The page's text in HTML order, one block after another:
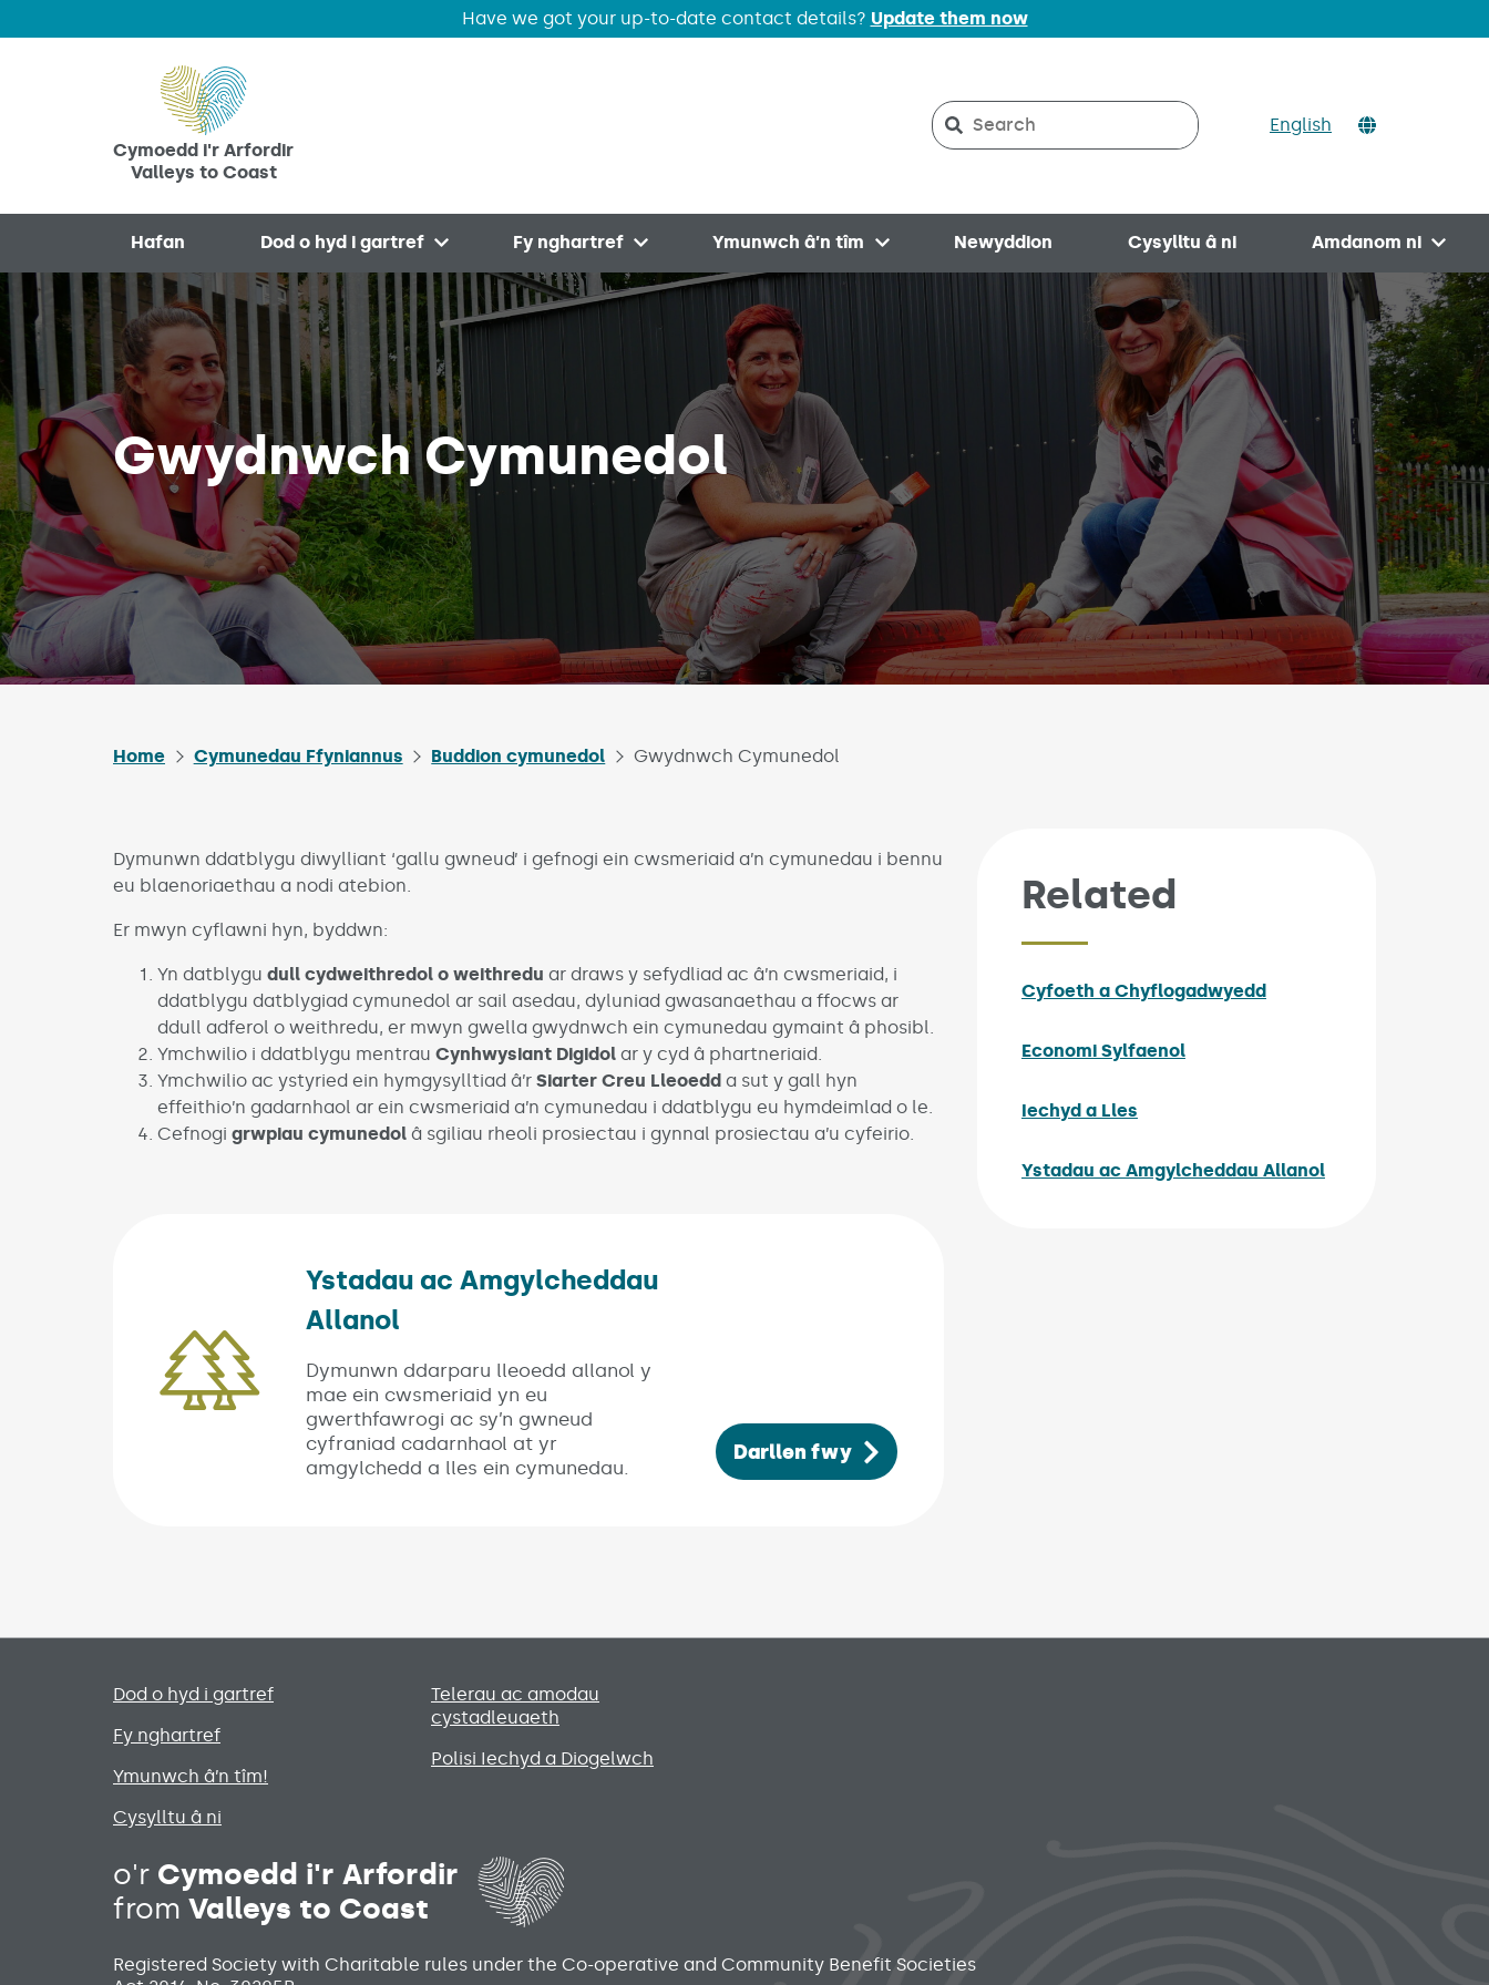
Have we got your up-to-date contact details? Update them now
Cymoedd i'r Arfordir
Valleys to Coast
Search on Valleys to Coast
Search English
Hafan
Dod o hyd i gartref
Open menu
Fy nghartref
Open menu
Ymunwch â’n tîm
Open menu
Newyddion Cysylltu â ni
Amdanom ni
Open
Gwydnwch Cymunedol
Home Cymunedau Ffyniannus Buddion cymunedol Gwydnwch Cymunedol
Dymunwn ddatblygu diwylliant ‘gallu gwneud’ i gefnogi ein cwsmeriaid a’n cymunedau i bennu
eu blaenoriaethau a nodi atebion.
Er mwyn cyflawni hyn, byddwn:
Yn datblygu dull cydweithredol o weithredu ar draws y sefydliad ac â’n cwsmeriaid, i
ddatblygu datblygiad cymunedol ar sail asedau, dyluniad gwasanaethau a ffocws ar
ddull adferol o weithredu, er mwyn gwella gwydnwch ein cymunedau gymaint â phosibl.
Ymchwilio i ddatblygu mentrau Cynhwysiant Digidol ar y cyd â phartneriaid.
Ymchwilio ac ystyried ein hymgysylltiad â’r Siarter Creu Lleoedd a sut y gall hyn
effeithio’n gadarnhaol ar ein cwsmeriaid a’n cymunedau i ddatblygu eu hymdeimlad o le.
Cefnogi grwpiau cymunedol â sgiliau rheoli prosiectau i gynnal prosiectau a’u cyfeirio.
Ystadau ac Amgylcheddau
Allanol
Dymunwn ddarparu lleoedd allanol y
mae ein cwsmeriaid yn eu
gwerthfawrogi ac sy’n gwneud
cyfraniad cadarnhaol at yr
amgylchedd a lles ein cymunedau.
Darllen fwy
Related
Cyfoeth a Chyflogadwyedd
Economi Sylfaenol
Iechyd a Lles
Ystadau ac Amgylcheddau Allanol
Primary footer menu
Dod o hyd i gartref
Fy nghartref
Ymunwch â’n tîm!
Cysylltu â ni
Telerau ac amodau
cystadleuaeth
Polisi Iechyd a Diogelwch
o'r Cymoedd i'r Arfordir
from Valleys to Coast
Registered Society with Charitable rules under the Co-operative and Community Benefit Societies